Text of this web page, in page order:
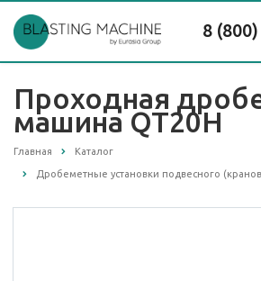
8
Проходная
машина QT20H
Главная Каталог
Дробеметные установки подвесного